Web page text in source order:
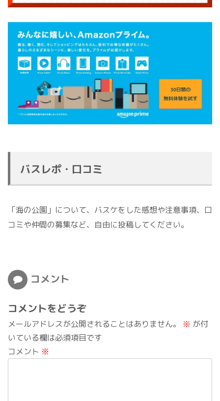
バスレポ・口コミ
「海の公園」について、バスケをした感想や注意事項、口
コミや仲間の募集など、自由に投稿してください。
コメント
コメントをどうぞ
メールアドレスが公開されることはありません。 ※ が付
いている欄は必須項目です
コメント ※